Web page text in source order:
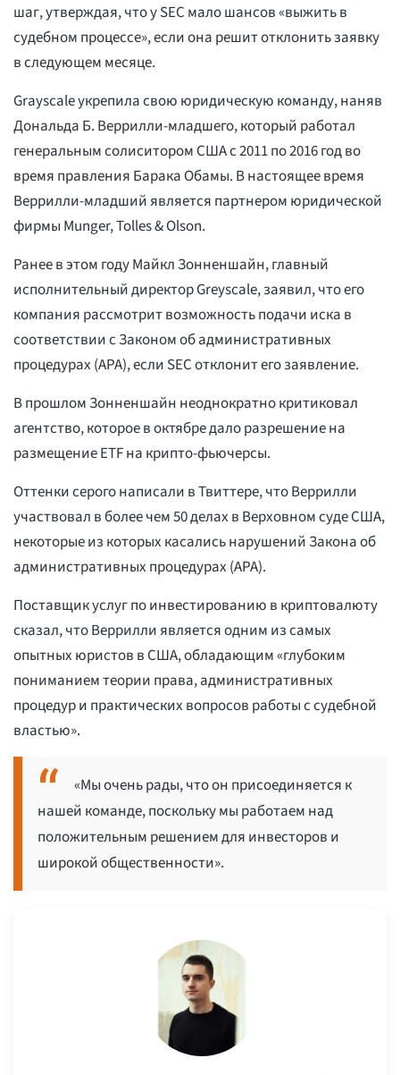
шаг, утверждая, что у SEC мало шансов «выжить в
судебном процессе», если она решит отклонить заявку
в следующем месяце.
Grayscale укрепила свою юридическую команду, наняв
Дональда Б. Веррилли-младшего, который работал
генеральным солиситором США с 2011 по 2016 год во
время правления Барака Обамы. В настоящее время
Веррилли-младший является партнером юридической
фирмы Munger, Tolles & Olson.
Ранее в этом году Майкл Зонненшайн, главный
исполнительный директор Greyscale, заявил, что его
компания рассмотрит возможность подачи иска в
соответствии с Законом об административных
процедурах (APA), если SEC отклонит его заявление.
В прошлом Зонненшайн неоднократно критиковал
агентство, которое в октябре дало разрешение на
размещение ETF на крипто-фьючерсы.
Оттенки серого написали в Твиттере, что Веррилли
участвовал в более чем 50 делах в Верховном суде США,
некоторые из которых касались нарушений Закона об
административных процедурах (APA).
Поставщик услуг по инвестированию в криптовалюту
сказал, что Веррилли является одним из самых
опытных юристов в США, обладающим «глубоким
пониманием теории права, административных
процедур и практических вопросов работы с судебной
властью».
«Мы очень рады, что он присоединяется к
нашей команде, поскольку мы работаем над
положительным решением для инвесторов и
широкой общественности».